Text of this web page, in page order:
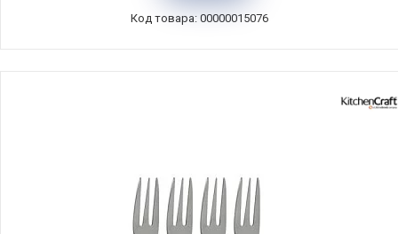
Код товара: 00000015076